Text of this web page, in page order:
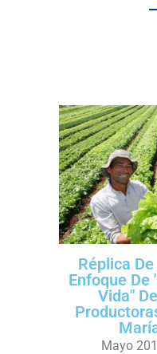
Réplica
Enfoque
Vida"
Mayo